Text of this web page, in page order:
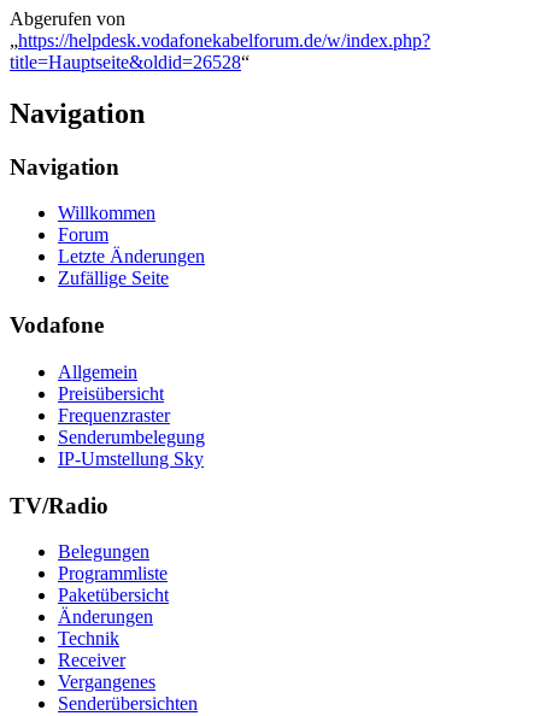
Abgerufen von
„https://helpdesk.vodafonekabelforum.de/w/index.php?
title=Hauptseite&oldid=26528“
Navigation
Navigation
Willkommen
Forum
Letzte Änderungen
Zufällige Seite
Vodafone
Allgemein
Preisübersicht
Frequenzraster
Senderumbelegung
IP-Umstellung Sky
TV/Radio
Belegungen
Programmliste
Paketübersicht
Änderungen
Technik
Receiver
Vergangenes
Senderübersichten